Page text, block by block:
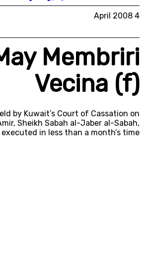
4 April 2008
Membriri
Vecina (f)
by Kuwait’s Court of Cassation on
Sheikh Sabah al-Jaber al-Sabah,
in less than a month’s time.